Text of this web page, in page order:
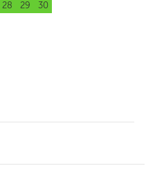
28
29 30